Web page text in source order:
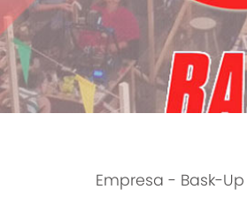
Empresa - Bask-Up